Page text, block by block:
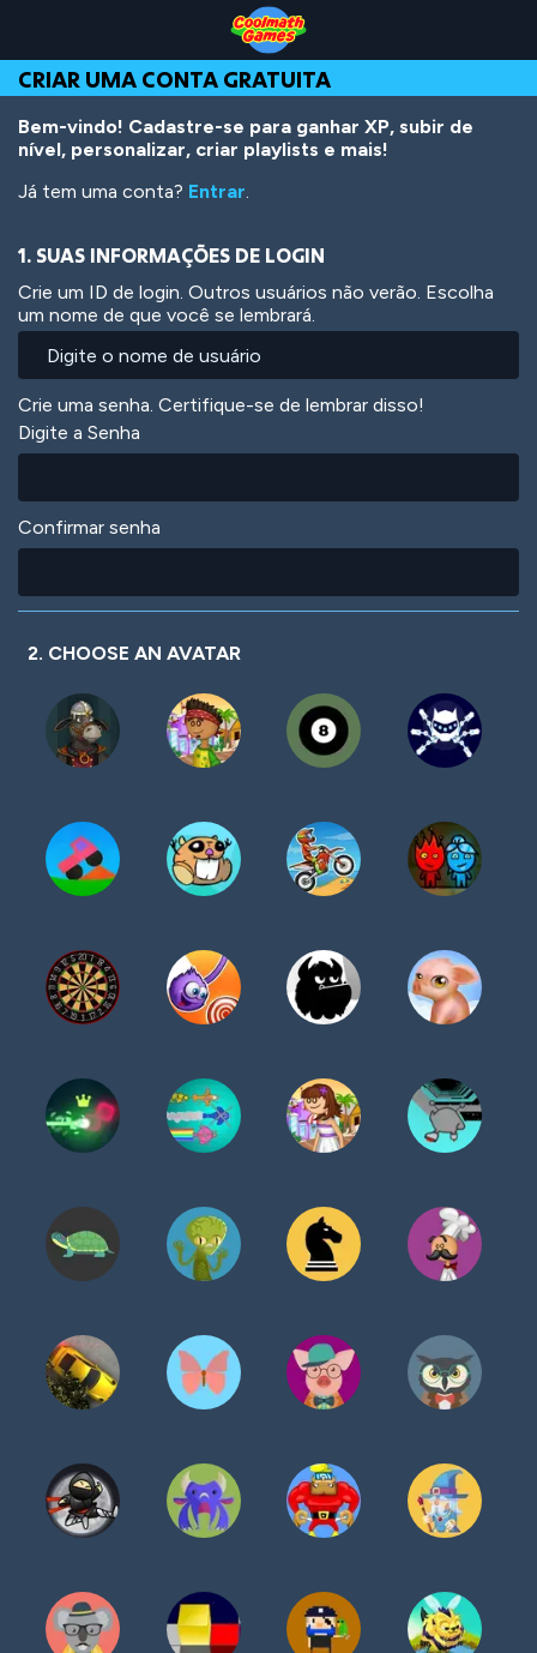
Top
of
Page
Navigation
Main
Content
Footer
o
conteúdo
principal
CRIAR UMA CONTA GRATUITA
Bem-vindo! Cadastre-se para ganhar XP, subir de
nível, personalizar, criar playlists e mais!
Já tem uma conta? Entrar.
1. SUAS INFORMAÇÕES DE LOGIN
Crie um ID de login. Outros usuários não verão. Escolha
um nome de que você se lembrará.
Crie uma senha. Certifique-se de lembrar disso!
Digite a Senha
Confirmar senha
2. CHOOSE AN AVATAR